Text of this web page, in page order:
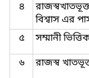
৪
বিশ্বাস এর
৫
সম্মানী
৬
রাজস্ব